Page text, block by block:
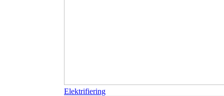
Elektrifiering